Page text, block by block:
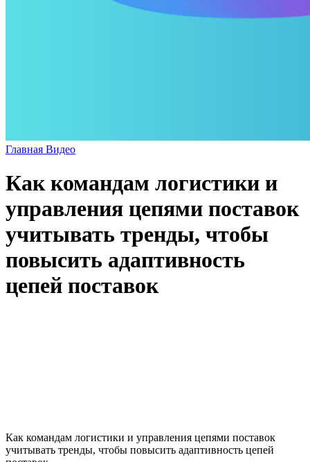
Главная Видео
Как командам логистики и
управления цепями поставок
учитывать тренды, чтобы
повысить адаптивность
цепей поставок
Как командам логистики и управления цепями поставок
учитывать тренды, чтобы повысить адаптивность цепей